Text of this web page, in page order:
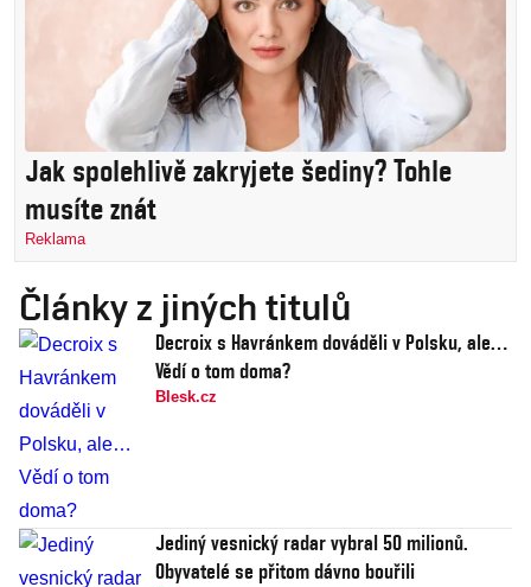
Jak spolehlivě zakryjete šediny? Tohle
musíte znát
Reklama
Články z jiných titulů
Decroix s Havránkem dováděli v Polsku, ale…
Vědí o tom doma?
Blesk.cz
Jediný vesnický radar vybral 50 milionů.
Obyvatelé se přitom dávno bouřili